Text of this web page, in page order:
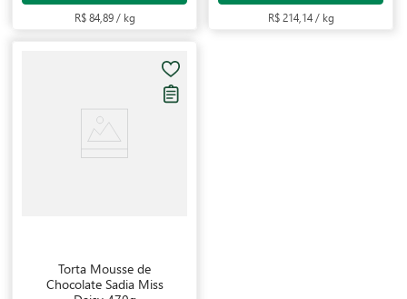
R$ 84,89 / kg R$ 214,14 / kg
Torta Mousse de
Chocolate Sadia Miss